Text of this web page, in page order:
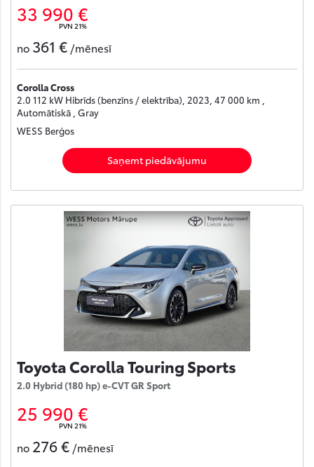
33 990 €
PVN 21%
no 361 € /mēnesī
Corolla Cross
2.0 112 kW Hibrīds (benzīns / elektrība), 2023, 47 000 km ,
Automātiskā , Gray
WESS Berģos
Saņemt piedāvājumu
Toyota Corolla Touring Sports
2.0 Hybrid (180 hp) e-CVT GR Sport
25 990 €
PVN 21%
no 276 € /mēnesī